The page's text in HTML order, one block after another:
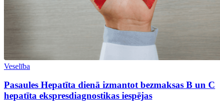
Veselība
Pasaules Hepatīta dienā izmantot bezmaksas B un C
hepatīta ekspresdiagnostikas iespējas